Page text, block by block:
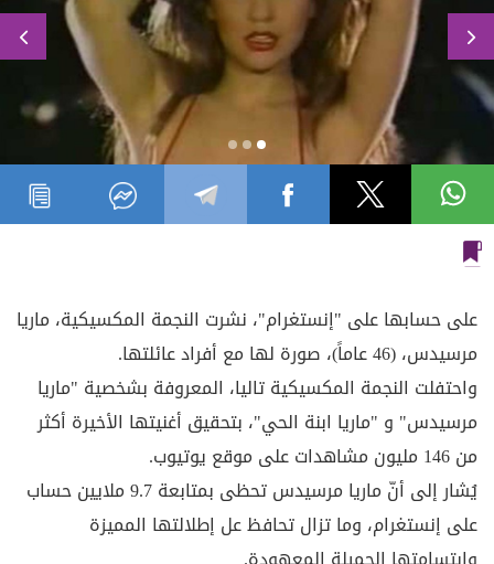
على حسابها على "إنستغرام"، نشرت النجمة المكسيكية، ماريا
مرسيدس، (46 عاماً)، صورة لها مع أفراد عائلتها.
واحتفلت النجمة المكسيكية تاليا، المعروفة بشخصية "ماريا
مرسيدس" و "ماريا ابنة الحي"، بتحقيق أغنيتها الأخيرة أكثر
من 146 مليون مشاهدات على موقع يوتيوب.
يُشار إلى أنّ ماريا مرسيدس تحظى بمتابعة 9.7 ملايين حساب
على إنستغرام، وما تزال تحافظ عل إطلالتها المميزة